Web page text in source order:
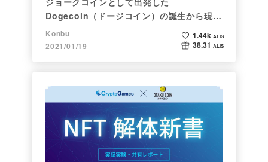
Dogecoin（ドージコイン）の誕生から現在
まで。注目される非証券性🐶
Konbu
2021/01/19
1.44k ALIS
38.31 ALIS